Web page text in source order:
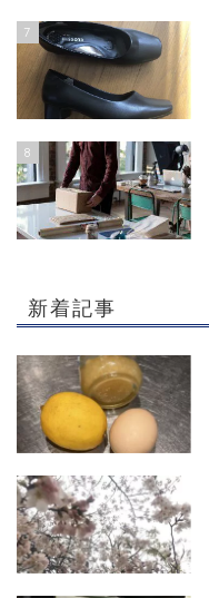
7
8
新着記事